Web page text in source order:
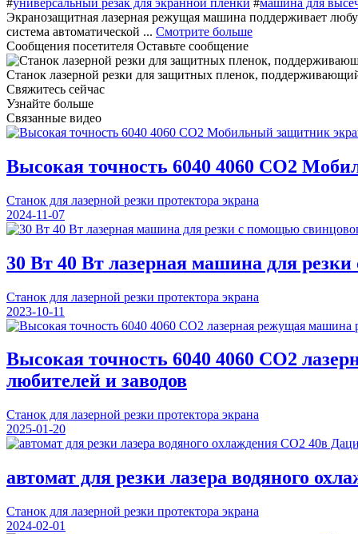
Экранозащитная лазерная режущая машина поддерживает
система автоматической ... Смотрите больше
Сообщения посетителя Оставьте сообщение
Станок лазерной резки для защитных пленок,
Свяжитесь сейчас
Узнайте больше
Связанные видео
Высокая точность 6040 4060 СО2
Станок для лазерной резки протектора экрана
2024-11-07
30 Вт 40 Вт лазерная машина для
Станок для лазерной резки протектора экрана
2023-10-11
Высокая точность 6040 4060 CO2
любителей и заводов
Станок для лазерной резки протектора экрана
2025-01-20
автомат для резки лазера водяного
Станок для лазерной резки протектора экрана
2024-02-01